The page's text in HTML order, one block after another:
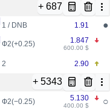
+ 687
1 / DNB 1.91 ●
Ф2(+0.25) 1.847
600.00 $
2 2.90
+ 5343
Ф2(−0.25) 5.130
400.00 $ ○